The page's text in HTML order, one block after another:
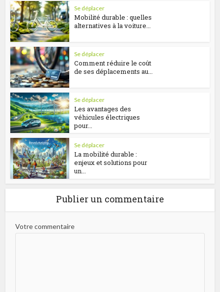
Se déplacer
Mobilité durable : quelles
alternatives à la voiture...
Se déplacer
Comment réduire le coût
de ses déplacements au...
Se déplacer
Les avantages des
véhicules électriques
pour...
Se déplacer
La mobilité durable :
enjeux et solutions pour
un...
Publier un commentaire
Votre commentaire